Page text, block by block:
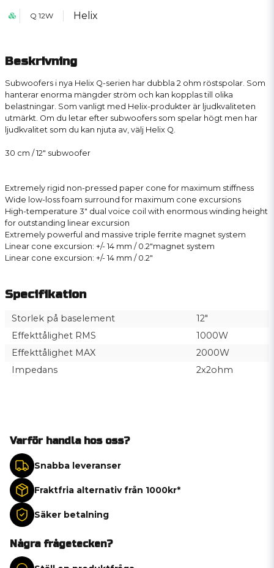
Q 12W Helix
Beskrivning
Subwoofers i nya Helix Q-serien har dubbla 2 ohm röstspolar. Som
hanterar enorma mängder ström och kan kopplas till olika
belastningar. Som vanligt med Helix-produkter är ljudkvaliteten
utmärkt. Om du letar efter subwoofers som spelar högt men har
ljudkvalitet som du kan njuta av, välj Helix Q.
30 cm / 12″ subwoofer
Extremely rigid non-pressed paper cone for maximum stiffness
Wide low-loss foam surround for maximum cone excursions
High-temperature 3″ dual voice coil with enormous winding height
for outstanding linear excursion
Extremely powerful and massive triple ferrite magnet system
Linear cone excursion: +/- 14 mm / 0.2″magnet system
Linear cone excursion: +/- 14 mm / 0.2″
Specifikation
Storlek på baselement
12″
Effekttålighet RMS
1000W
Effekttålighet MAX
2000W
Impedans
2x2ohm
Varför handla hos oss?
Snabba leveranser
Fraktfria alternativ från 1000kr*
Säker betalning
Några frågetecken?